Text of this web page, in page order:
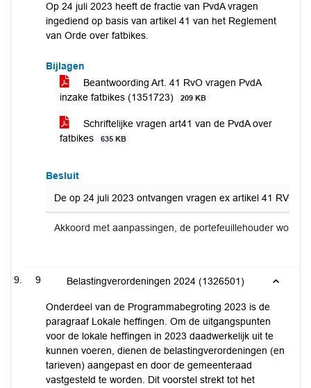
Op 24 juli 2023 heeft de fractie van PvdA vragen
ingediend op basis van artikel 41 van het Reglement
van Orde over fatbikes.
Bijlagen
Beantwoording Art. 41 RvO vragen PvdA
inzake fatbikes (1351723)
209 KB
Schriftelijke vragen art41 van de PvdA over
fatbikes
635 KB
Besluit
De op 24 juli 2023 ontvangen vragen ex artikel 41 RVO
Akkoord met aanpassingen, de portefeuillehouder wordt
9 Belastingverordeningen 2024 (1326501)
Onderdeel van de Programmabegroting 2023 is de
paragraaf Lokale heffingen. Om de uitgangspunten
voor de lokale heffingen in 2023 daadwerkelijk uit te
kunnen voeren, dienen de belastingverordeningen (en
tarieven) aangepast en door de gemeenteraad
vastgesteld te worden. Dit voorstel strekt tot het